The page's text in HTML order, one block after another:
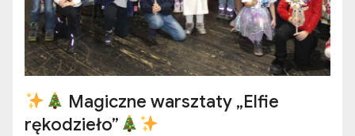
Magiczne warsztaty „Elfie
rękodzieło”